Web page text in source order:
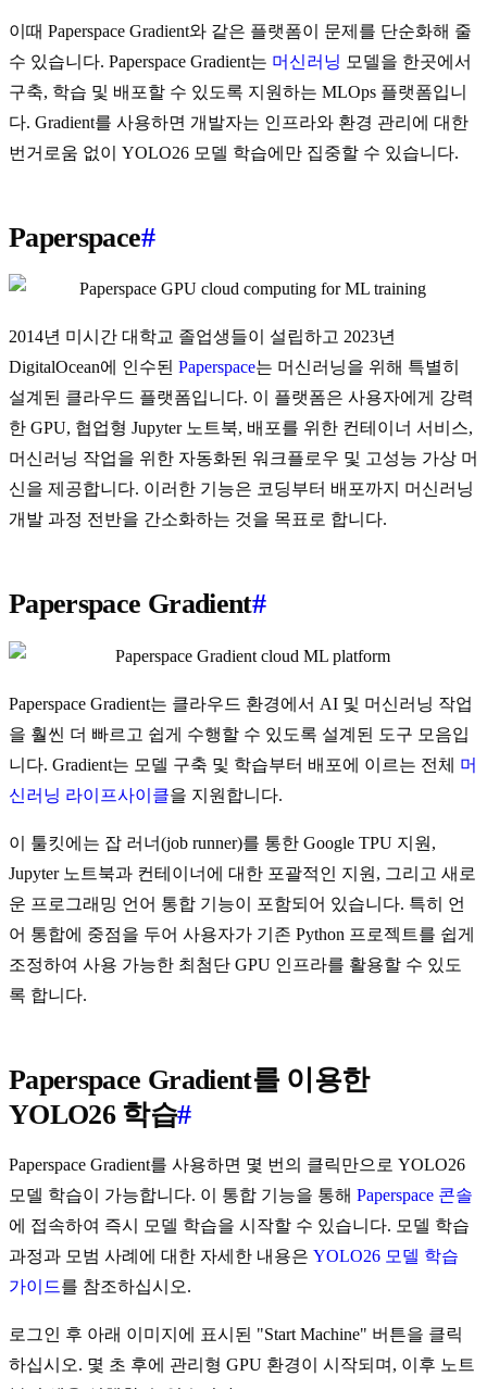
이때 Paperspace Gradient와 같은 플랫폼이 문제를 단순화해 줄
수 있습니다. Paperspace Gradient는 머신러닝 모델을 한곳에서
구축, 학습 및 배포할 수 있도록 지원하는 MLOps 플랫폼입니
다. Gradient를 사용하면 개발자는 인프라와 환경 관리에 대한
번거로움 없이 YOLO26 모델 학습에만 집중할 수 있습니다.
Paperspace#
2014년 미시간 대학교 졸업생들이 설립하고 2023년
DigitalOcean에 인수된 Paperspace는 머신러닝을 위해 특별히
설계된 클라우드 플랫폼입니다. 이 플랫폼은 사용자에게 강력
한 GPU, 협업형 Jupyter 노트북, 배포를 위한 컨테이너 서비스,
머신러닝 작업을 위한 자동화된 워크플로우 및 고성능 가상 머
신을 제공합니다. 이러한 기능은 코딩부터 배포까지 머신러닝
개발 과정 전반을 간소화하는 것을 목표로 합니다.
Paperspace Gradient#
Paperspace Gradient는 클라우드 환경에서 AI 및 머신러닝 작업
을 훨씬 더 빠르고 쉽게 수행할 수 있도록 설계된 도구 모음입
니다. Gradient는 모델 구축 및 학습부터 배포에 이르는 전체 머
신러닝 라이프사이클을 지원합니다.
이 툴킷에는 잡 러너(job runner)를 통한 Google TPU 지원,
Jupyter 노트북과 컨테이너에 대한 포괄적인 지원, 그리고 새로
운 프로그래밍 언어 통합 기능이 포함되어 있습니다. 특히 언
어 통합에 중점을 두어 사용자가 기존 Python 프로젝트를 쉽게
조정하여 사용 가능한 최첨단 GPU 인프라를 활용할 수 있도
록 합니다.
Paperspace Gradient를 이용한
YOLO26 학습#
Paperspace Gradient를 사용하면 몇 번의 클릭만으로 YOLO26
모델 학습이 가능합니다. 이 통합 기능을 통해 Paperspace 콘솔
에 접속하여 즉시 모델 학습을 시작할 수 있습니다. 모델 학습
과정과 모범 사례에 대한 자세한 내용은 YOLO26 모델 학습
가이드를 참조하십시오.
로그인 후 아래 이미지에 표시된 "Start Machine" 버튼을 클릭
하십시오. 몇 초 후에 관리형 GPU 환경이 시작되며, 이후 노트